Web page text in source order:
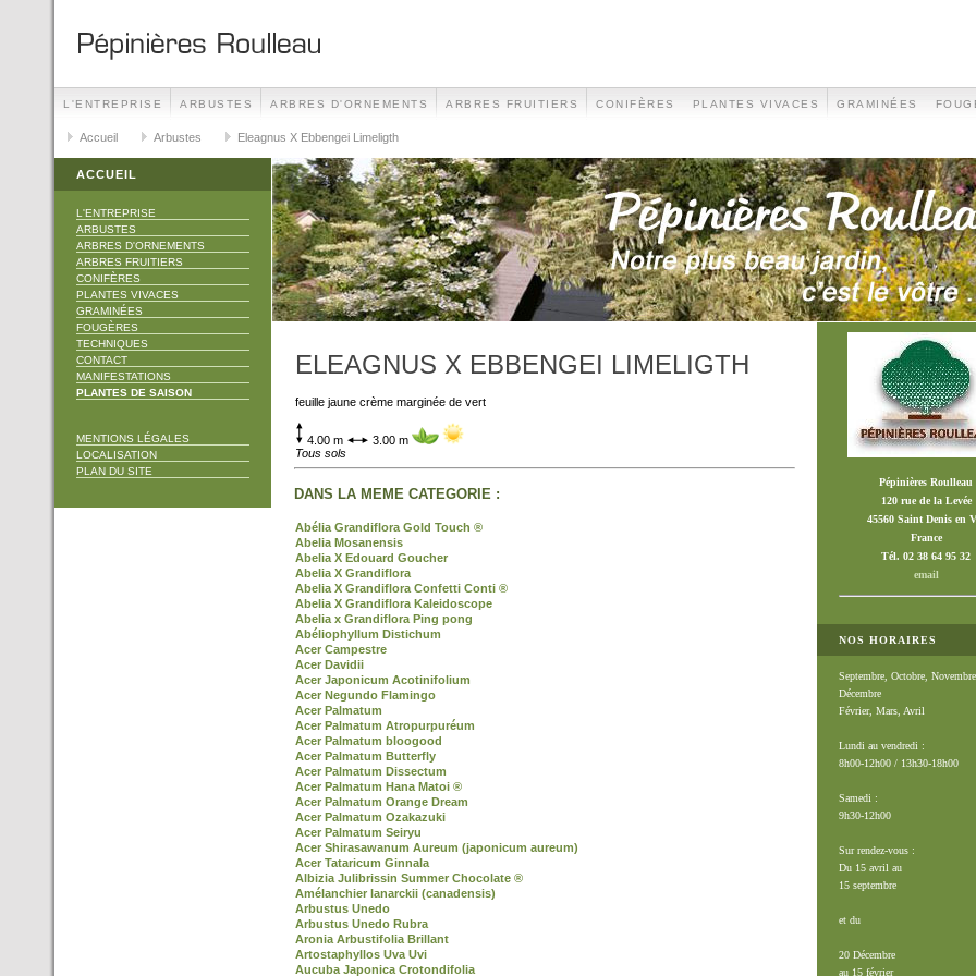
L'ENTREPRISE ARBUSTES ARBRES D'ORNEMENTS ARBRES FRUITIERS CONIFÈRES PLANTES VIVACES GRAMINÉES
TECHNIQUES CONTACT MANIFESTATIONS
Accueil Arbustes Eleagnus X Ebbengei Limeligth
ACCUEIL
L'ENTREPRISE
ARBUSTES
ARBRES D'ORNEMENTS
ARBRES FRUITIERS
CONIFÈRES
PLANTES VIVACES
GRAMINÉES
FOUGÈRES
TECHNIQUES
CONTACT
MANIFESTATIONS
PLANTES DE SAISON
MENTIONS LÉGALES
LOCALISATION
PLAN DU SITE
ELEAGNUS X EBBENGEI LIMELIGTH
feuille jaune crème marginée de vert
4.00 m
3.00 m
Tous sols
DANS LA MEME CATEGORIE :
Abélia Grandiflora Gold Touch ®
Abelia Mosanensis
Abelia X Edouard Goucher
Abelia X Grandiflora
Abelia X Grandiflora Confetti Conti ®
Abelia X Grandiflora Kaleidoscope
Abelia x Grandiflora Ping pong
Abéliophyllum Distichum
Acer Campestre
Acer Davidii
Acer Japonicum Acotinifolium
Acer Negundo Flamingo
Acer Palmatum
Acer Palmatum Atropurpuréum
Acer Palmatum bloogood
Acer Palmatum Butterfly
Acer Palmatum Dissectum
Acer Palmatum Hana Matoi ®
Acer Palmatum Orange Dream
Acer Palmatum Ozakazuki
Acer Palmatum Seiryu
Acer Shirasawanum Aureum (japonicum aureum)
Acer Tataricum Ginnala
Albizia Julibrissin Summer Chocolate ®
Amélanchier lanarckii (canadensis)
Arbustus Unedo
Arbustus Unedo Rubra
Aronia Arbustifolia Brillant
Artostaphyllos Uva Uvi
Aucuba Japonica Crotondifolia
Pépinières Roulleau
120 rue de la Levée
45560 Saint Denis en
France
Tél. 02 38 64 95 32
email
NOS HORAIRES
Septembre, Octobre,
Décembre
Février, Mars, Avril
Lundi au vendredi :
8h00-12h00 / 13h30-18h00
Samedi :
9h30-12h00
Sur rendez-vous :
Du 15 avril au
15 septembre
et du
20 Décembre
au 15 février